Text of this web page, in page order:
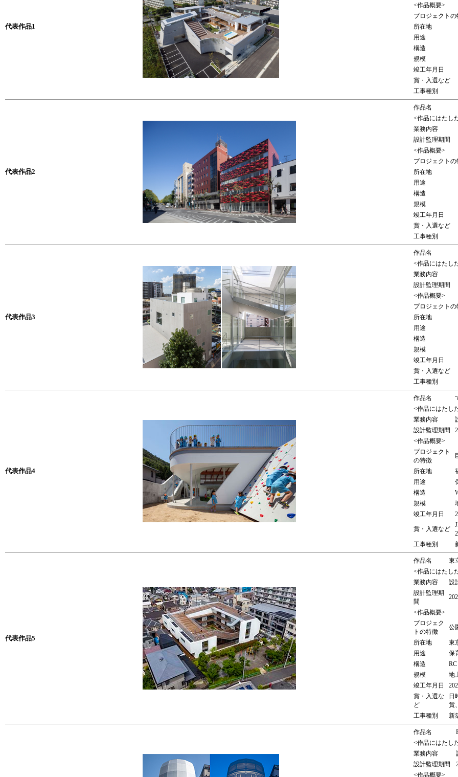
代表作品1
<作品概要>
プロジェクトの
所在地
用途
構造
規模
竣工年月日
賞・入選など
工事種別
代表作品2
作品名
<作品にはたし
業務内容
設計監理期間
<作品概要>
プロジェクトの
所在地
用途
構造
規模
竣工年月日
賞・入選など
工事種別
代表作品3
作品名
<作品にはたし
業務内容
設計監理期間
<作品概要>
プロジェクトの
所在地
用途
構造
規模
竣工年月日
賞・入選など
工事種別
代表作品4
作品名
<作品にはたし
業務内容
設計監理期間
<作品概要>
プロジェクト
の特徴
所在地
用途
構造
規模
竣工年月日
賞・入選など
工事種別
代表作品5
作品名
東
<作品にはたし
業務内容
設
設計監理期
間
<作品概要>
プロジェク
トの特徴
公
所在地
東
用途
保
構造
RC
規模
地
竣工年月日
賞・入選な
ど
日
賞
工事種別
新
作品名
<作品にはたし
業務内容
設計監理期間
<作品概要>